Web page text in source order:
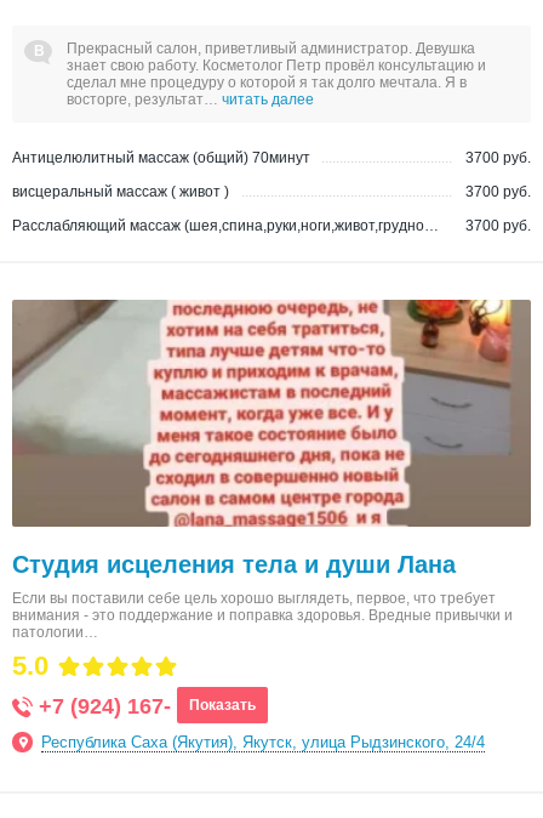
Прекрасный салон, приветливый администратор. Девушка
знает свою работу. Косметолог Петр провёл консультацию и
сделал мне процедуру о которой я так долго мечтала. Я в
восторге, результат… читать далее
Антицелюлитный массаж (общий) 70минут
3700 руб.
висцеральный массаж ( живот )
3700 руб.
Расслабляющий массаж (шея,спина,руки,ноги,живот,грудной отдел, стопы)
3700 руб.
Студия исцеления тела и души Лана
Если вы поставили себе цель хорошо выглядеть, первое, что требует
внимания - это поддержание и поправка здоровья. Вредные привычки и
патологии…
5.0
+7 (924) 167- Показать
Республика Саха (Якутия), Якутск, улица Рыдзинского, 24/4